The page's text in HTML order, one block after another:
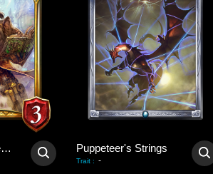
Sparksting Archaeologist Puppeteer's Strings
Trait : -